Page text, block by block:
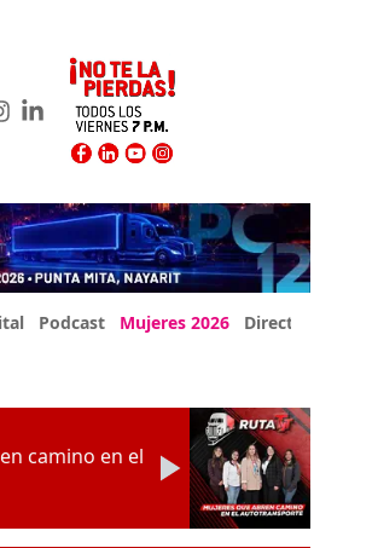
Podcast Mujeres 2026 Directorio Expo
camino en el